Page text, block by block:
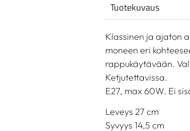
Tuotekuvaus
Klassinen ja ajaton
moneen eri
rappukäytävään.
Ketjutettavissa.
E27, max 60W. Ei
Leveys 27 cm
Syvyys 14,5 cm